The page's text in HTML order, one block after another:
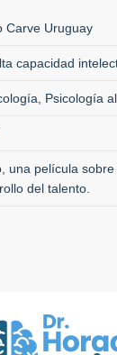
Carve Uruguay
capacidad
Psicología
una película
del talento.